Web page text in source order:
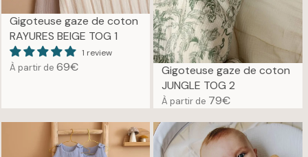
E
7
9
€
9
€
Gigoteuse gaze de coton
RAYURES BEIGE TOG 1
1 review
À partir de R
U
L
A
69€
Gigoteuse gaze de coton
JUNGLE TOG 2
À partir de R
E
G
79€